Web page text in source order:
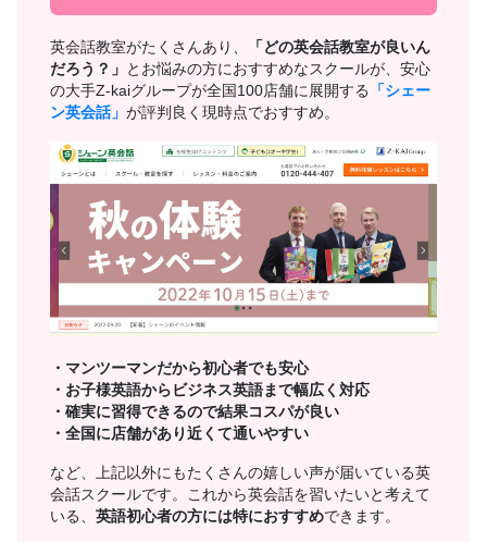
英会話教室がたくさんあり、
「どの英会話教室が良いん
だろう？」 とお悩みの方におすすめなスクールが、安心
の大手Z-kaiグループが全国100店舗に展開する
「シェー
ン英会話」 が評判良く現時点でおすすめ。
・マンツーマンだから初心者でも安心
・お子様英語からビジネス英語まで幅広く対応
・確実に習得できるので結果コスパが良い
・全国に店舗があり近くて通いやすい
など、上記以外にもたくさんの嬉しい声が届いている英
会話スクールです。これから英会話を習いたいと考えて
いる、 英語初心者の方には特におすすめできます。